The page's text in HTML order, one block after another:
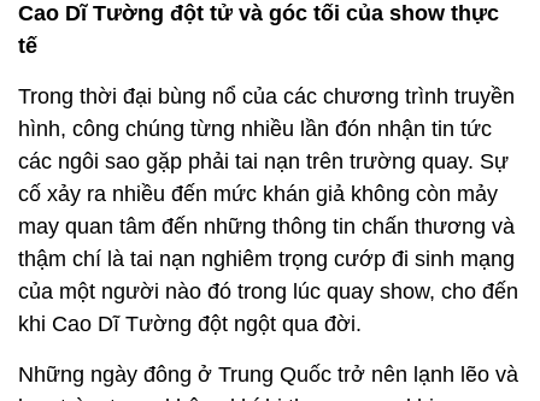
Cao Dĩ Tường đột tử và góc tối của show thực
tế
Trong thời đại bùng nổ của các chương trình truyền
hình, công chúng từng nhiều lần đón nhận tin tức
các ngôi sao gặp phải tai nạn trên trường quay. Sự
cố xảy ra nhiều đến mức khán giả không còn mảy
may quan tâm đến những thông tin chấn thương và
thậm chí là tai nạn nghiêm trọng cướp đi sinh mạng
của một người nào đó trong lúc quay show, cho đến
khi Cao Dĩ Tường đột ngột qua đời.
Những ngày đông ở Trung Quốc trở nên lạnh lẽo và